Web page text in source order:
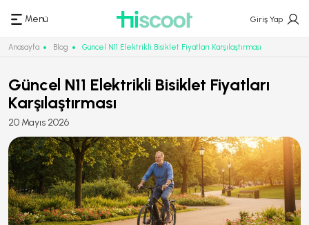
Menü Giriş Yap
Anasayfa Blog Güncel N11 Elektrikli Bisiklet Fiyatları Karşılaştırması
Güncel N11 Elektrikli Bisiklet Fiyatları
Karşılaştırması
20 Mayıs 2026